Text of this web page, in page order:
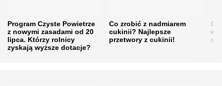
Program Czyste Powietrze
z nowymi zasadami od 20
lipca. Którzy rolnicy
zyskają wyższe dotacje?
Co zrobić z nadmiarem
cukinii? Najlepsze
przetwory z cukinii!
w